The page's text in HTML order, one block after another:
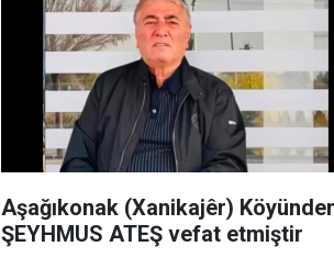
Aşağıkonak (Xanikajêr)
ŞEYHMUS ATEŞ vefat etmiştir